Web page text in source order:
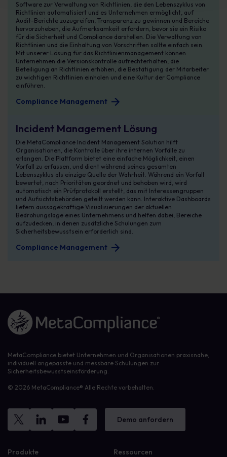
Software zur Verwaltung von Richtlinien, die den Lebenszyklus von
Richtlinien automatisiert und es Unternehmen ermöglicht, auf
Audit-Berichte zuzugreifen, Transparenz zu gewinnen und Bereiche
hervorzuheben, die Aufmerksamkeit erfordern, bevor sie ein Risiko
für die Sicherheit und Compliance darstellen. Die Verwaltung von
Richtlinien und die Einhaltung von Vorschriften sollte einfach sein.
Mit unserer Lösung für das Richtlinienmanagement können
Unternehmen die Versionskontrolle aufrechterhalten, die
Beteiligung an Richtlinien erhöhen, die Bestätigung der Mitarbeiter
zu wichtigen Richtlinien einholen und eine Kultur der Compliance
einführen.
Compliance Management
Incident Management Lösung
Die MetaCompliance Incident Management Solution hilft
Organisationen, die Kontrolle über ihre internen Vorfälle zu
erlangen. Die Plattform bietet eine einfache Möglichkeit, einen
Vorfall zu erfassen, und dient während seines gesamten
Lebenszyklus als einzige Quelle der Wahrheit. Während ein Vorfall
bewertet, nach Prioritäten geordnet und behoben wird, wird
automatisch ein Prüfprotokoll erstellt, das mit Interessengruppen
und Aufsichtsbehörden geteilt werden kann. Interaktive Dashboards
liefern aussagekräftige Visualisierungen der aktuellen
Bedrohungslage eines Unternehmens und helfen dabei, Bereiche
aufzudecken, in denen zusätzliche Schulungen zum
Sicherheitsbewusstsein erforderlich sind.
Compliance Management
Link zur Homepage
MetaCompliance bietet Unternehmen und Organisationen praxisnahe,
individuell angepasste und messbare Schulungen zur
Sicherheitsbewusstseinsförderung.
© 2026 MetaCompliance® Alle Rechte vorbehalten.
Demo anfordern
Produkte Ressourcen